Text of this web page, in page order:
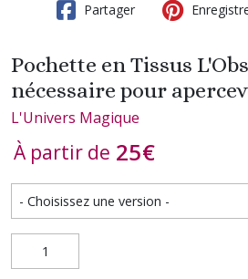
Partager
Pochette en Tissus
nécessaire pour
L'Univers Magique
À partir de 25€